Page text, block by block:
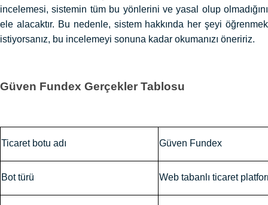
incelemesi, sistemin tüm bu yönlerini ve yasal olup olmadığını
ele alacaktır. Bu nedenle, sistem hakkında her şeyi öğrenmek
istiyorsanız, bu incelemeyi sonuna kadar okumanızı öneririz.
Güven Fundex Gerçekler Tablosu
Ticaret botu adı Güven Fundex
Bot türü Web tabanlı ticaret